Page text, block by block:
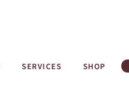
SERVICES SHOP